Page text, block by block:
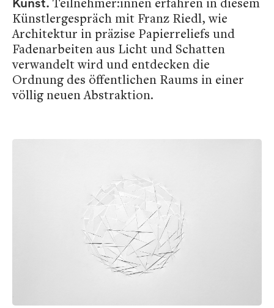
Künstlergespräch mit Franz Riedl, wie
Architektur in präzise Papierreliefs und
Fadenarbeiten aus Licht und Schatten
verwandelt wird und entdecken die
Ordnung des öffentlichen Raums in einer
völlig neuen Abstraktion.